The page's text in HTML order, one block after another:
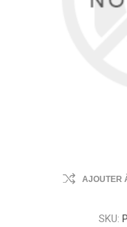
AJOUTER
SKU: